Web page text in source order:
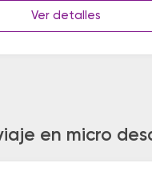
Ver detalles
en micro